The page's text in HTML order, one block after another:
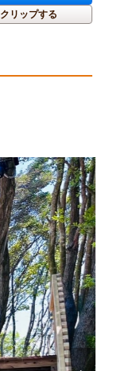
クリップする